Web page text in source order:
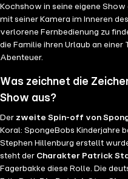
Kochshow in seine eigene
mit seiner Kamera im Inneren
verlorene Fernbedienung zu
die Familie ihren Urlaub an
Abenteuer.
Was zeichnet die
Show aus?
Der zweite Spin-off von
Koral: SpongeBobs Kinderjahre
Stephen Hillenburg erstellt
steht der Charakter Patrick
Fagerbakke diese Rolle. Die